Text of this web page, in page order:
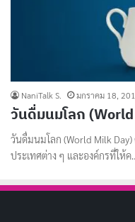
NaniTalk S. มกราคม 18,
วันดื่มนมโลก
วันดื่มนมโลก (World Milk
ประเทศต่าง ๆ และองค์กรที่ให้ค